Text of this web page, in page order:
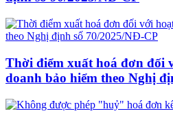
Thời điểm xuất hoá đơn đối
doanh bảo hiểm theo Nghị